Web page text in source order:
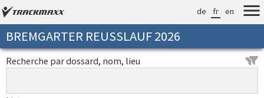
de fr en
BREMGARTER REUSSLAUF 2026
Recherche par dossard, nom, lieu